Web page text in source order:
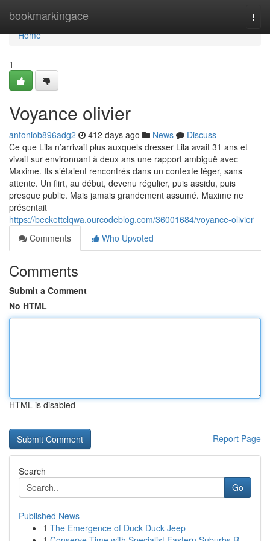
bookmarkingace
Home
Home
1
Voyance olivier
antoniob896adg2 412 days ago News
Discuss
Ce que Lila n’arrivait plus auxquels dresser Lila avait 31 ans et
vivait sur environnant à deux ans une rapport ambiguë avec
Maxime. Ils s’étaient rencontrés dans un contexte léger, sans
attente. Un flirt, au début, devenu régulier, puis assidu, puis
presque public. Mais jamais grandement assumé. Maxime ne
présentait
https://beckettclqwa.ourcodeblog.com/36001684/voyance-olivier
Comments
Who Upvoted
Comments
Submit a Comment
No HTML
HTML is disabled
Report Page
Search
Go
Published News
1 The Emergence of Duck Duck Jeep